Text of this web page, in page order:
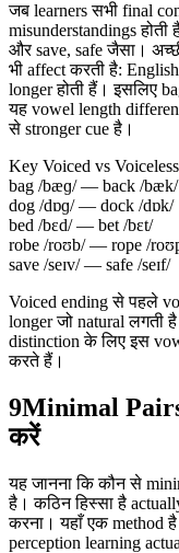
जब learners सभी final
misunderstandings
और save, safe जैसा।
भी affect करती है:
longer होती हैं। इसलिए
यह vowel length
से stronger cue है।
Key Voiced vs
bag /bæɡ/ — back /bæk/
dog /dɒɡ/ — dock /dɒk/
bed /bɛd/ — bet /bɛt/
robe /roʊb/ — rope /
save /seɪv/ — safe /seɪf/
Voiced ending से पहले
longer जो natural लगती
distinction के लिए इस
करते हैं।
9Minimal
करें
यह जानना कि कौन से
है। कठिन हिस्सा है
करना। यहाँ एक method
perception learning